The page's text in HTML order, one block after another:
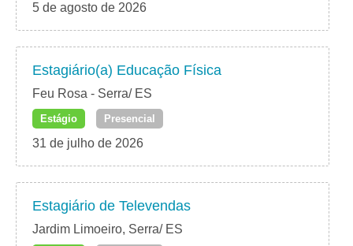
5 de agosto de 2026
Estagiário(a) Educação Física
Feu Rosa - Serra/ ES
Estágio Presencial
31 de julho de 2026
Estagiário de Televendas
Jardim Limoeiro, Serra/ ES